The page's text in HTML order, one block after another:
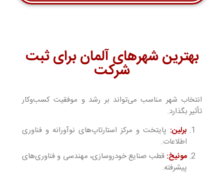
بهترین شهرهای آلمان برای ثبت
شرکت
انتخاب شهر مناسب می‌تواند بر رشد و موفقیت کسب‌وکار
تأثیر بگذارد.
برلین: پایتخت و مرکز استارتاپ‌های نوآورانه و فناوری
اطلاعات.
مونیخ: قطب صنایع خودروسازی، مهندسی و فناوری‌های
پیشرفته.